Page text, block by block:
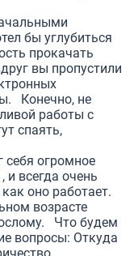
бы углубиться
прокачать
вы пропустили
Конечно, не
работы с
спаять,
себя огромное
и всегда очень
оно работает.
возрасте
Что будем
вопросы: Откуда